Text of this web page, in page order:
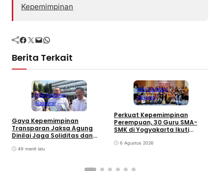
Kepemimpinan
Facebook Twitter Mail WhatsApp
Berita Terkait
Info Kampus
Nasional
Gaya Kepemimpinan
Transparan Jaksa Agung
Dinilai Jaga Soliditas dan
Adhyaksa
49 menit lalu
Info Kampus
Sekolah
Perkuat Kepemimpinan
Perempuan, 30 Guru SMA-
SMK di Yogyakarta Ikuti
6 Agustus 2026